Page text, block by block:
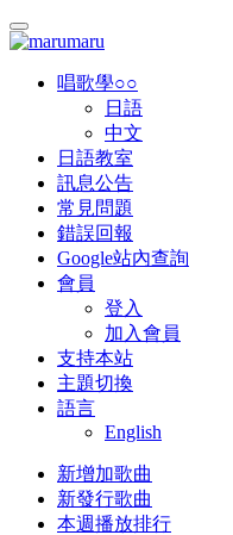
唱歌學○○
日語
中文
日語教室
訊息公告
常見問題
錯誤回報
Google站內查詢
會員
登入
加入會員
支持本站
主題切換
語言
English
新增加歌曲
新發行歌曲
本週播放排行